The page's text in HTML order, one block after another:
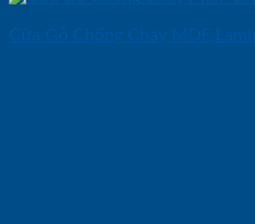
Cửa Gỗ Chống Cháy MDF